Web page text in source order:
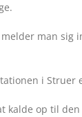
man sig
i Struer
kalde op til den